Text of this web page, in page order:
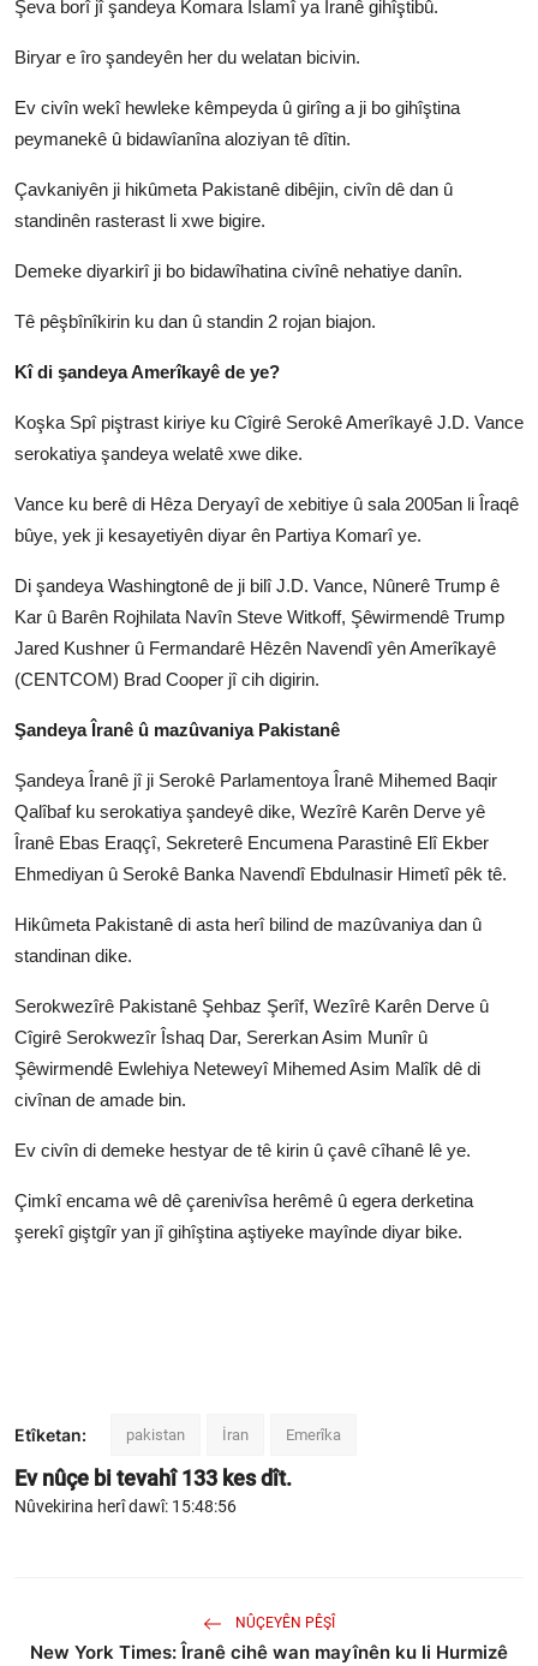
Şeva borî jî şandeya Komara Îslamî ya Îranê gihîştibû.
Biryar e îro şandeyên her du welatan bicivin.
Ev civîn wekî hewleke kêmpeyda û girîng a ji bo gihîştina
peymanekê û bidawîanîna aloziyan tê dîtin.
Çavkaniyên ji hikûmeta Pakistanê dibêjin, civîn dê dan û
standinên rasterast li xwe bigire.
Demeke diyarkirî ji bo bidawîhatina civînê nehatiye danîn.
Tê pêşbînîkirin ku dan û standin 2 rojan biajon.
Kî di şandeya Amerîkayê de ye?
Koşka Spî piştrast kiriye ku Cîgirê Serokê Amerîkayê J.D. Vance
serokatiya şandeya welatê xwe dike.
Vance ku berê di Hêza Deryayî de xebitiye û sala 2005an li Îraqê
bûye, yek ji kesayetiyên diyar ên Partiya Komarî ye.
Di şandeya Washingtonê de ji bilî J.D. Vance, Nûnerê Trump ê
Kar û Barên Rojhilata Navîn Steve Witkoff, Şêwirmendê Trump
Jared Kushner û Fermandarê Hêzên Navendî yên Amerîkayê
(CENTCOM) Brad Cooper jî cih digirin.
Şandeya Îranê û mazûvaniya Pakistanê
Şandeya Îranê jî ji Serokê Parlamentoya Îranê Mihemed Baqir
Qalîbaf ku serokatiya şandeyê dike, Wezîrê Karên Derve yê
Îranê Ebas Eraqçî, Sekreterê Encumena Parastinê Elî Ekber
Ehmediyan û Serokê Banka Navendî Ebdulnasir Himetî pêk tê.
Hikûmeta Pakistanê di asta herî bilind de mazûvaniya dan û
standinan dike.
Serokwezîrê Pakistanê Şehbaz Şerîf, Wezîrê Karên Derve û
Cîgirê Serokwezîr Îshaq Dar, Sererkan Asim Munîr û
Şêwirmendê Ewlehiya Neteweyî Mihemed Asim Malîk dê di
civînan de amade bin.
Ev civîn di demeke hestyar de tê kirin û çavê cîhanê lê ye.
Çimkî encama wê dê çarenivîsa herêmê û egera derketina
şerekî giştgîr yan jî gihîştina aştiyeke mayînde diyar bike.
Etîketan: pakistan İran Emerîka
Ev nûçe bi tevahî133 kes dît.
Nûvekirina herî dawî: 15:48:56
NÛÇEYÊN PÊŞÎ
New York Times: Îranê cihê wan mayînên ku li Hurmizê